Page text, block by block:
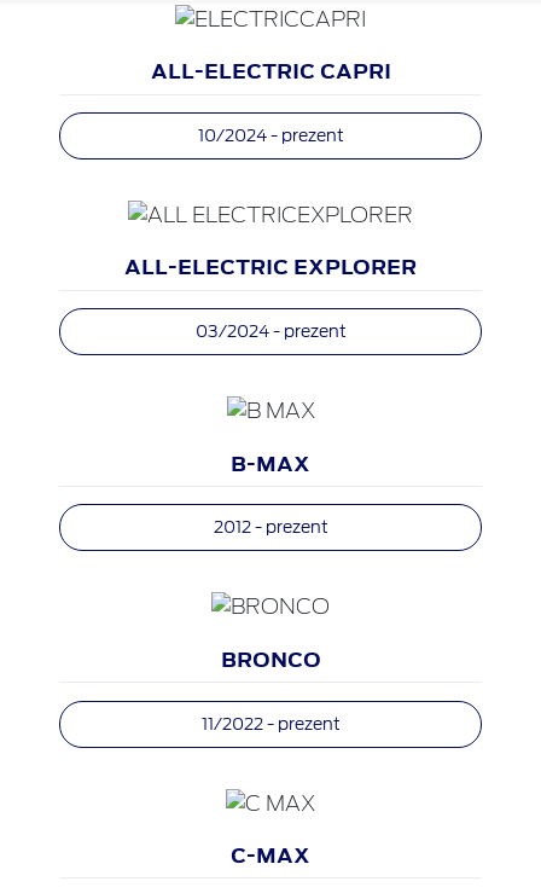
ALL-ELECTRIC CAPRI
10/2024 - prezent
ALL-ELECTRIC EXPLORER
03/2024 - prezent
B-MAX
2012 - prezent
BRONCO
11/2022 - prezent
C-MAX